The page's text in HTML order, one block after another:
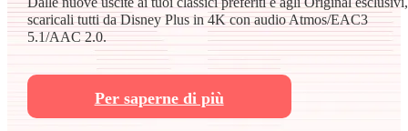
scaricali tutti da Disney Plus in 4K con audio Atmos/EAC3
5.1/AAC 2.0.
Per saperne di più